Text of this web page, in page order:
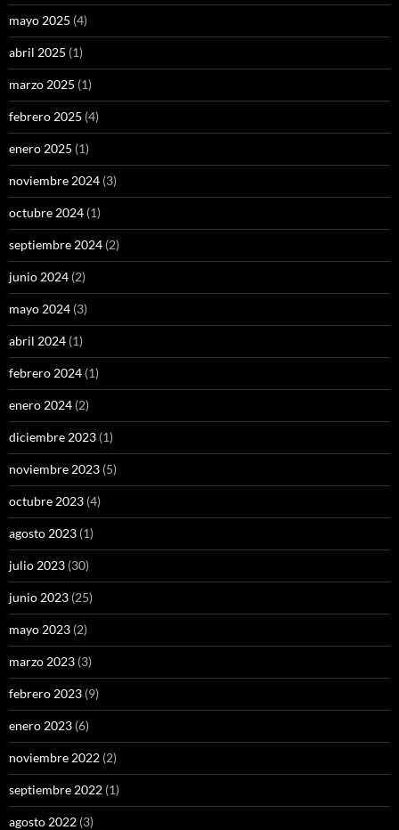
mayo 2025 (4)
abril 2025 (1)
marzo 2025 (1)
febrero 2025 (4)
enero 2025 (1)
noviembre 2024 (3)
octubre 2024 (1)
septiembre 2024 (2)
junio 2024 (2)
mayo 2024 (3)
abril 2024 (1)
febrero 2024 (1)
enero 2024 (2)
diciembre 2023 (1)
noviembre 2023 (5)
octubre 2023 (4)
agosto 2023 (1)
julio 2023 (30)
junio 2023 (25)
mayo 2023 (2)
marzo 2023 (3)
febrero 2023 (9)
enero 2023 (6)
noviembre 2022 (2)
septiembre 2022 (1)
agosto 2022 (3)